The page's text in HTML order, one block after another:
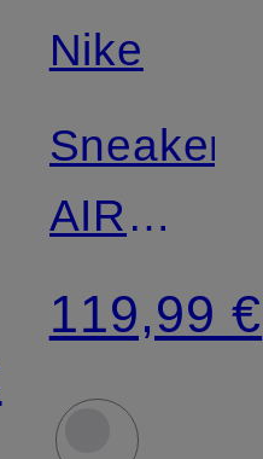
Nike
Sneaker
AIR
FORCE
1 ’07
119,99 €